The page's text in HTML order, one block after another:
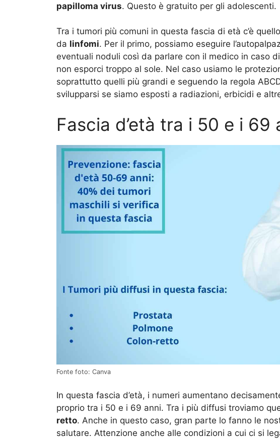
papilloma virus. Questo è gratuito per gli adolescenti.
Tra i tumori più comuni in questa fascia di età c’è
da linfomi. Per il primo, possiamo eseguire
eventuali noduli così da parlare con il medico in caso
non esporci troppo al sole. Nel caso usiamo le
soprattutto quelli più grandi e seguendo la regola
svilupparsi se siamo esposti a radiazioni, erbicidi e
Fascia d’età tra i 50 e i 69
Fonte foto: Canva
In questa fascia d’età, i numeri aumentano
proprio tra i 50 e i 69 anni. Tra i più diffusi troviamo
retto. Anche in questo caso, gran parte lo fanno le
salutare. Attenzione anche alle condizioni a cui ci si